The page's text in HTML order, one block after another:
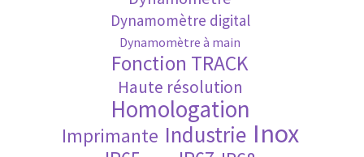
Technique
Validation de la commande
Dynamomètre digital
Dynamomètre à main
Fonction TRACK
Haute résolution
Homologation
Imprimante Industrie Inox